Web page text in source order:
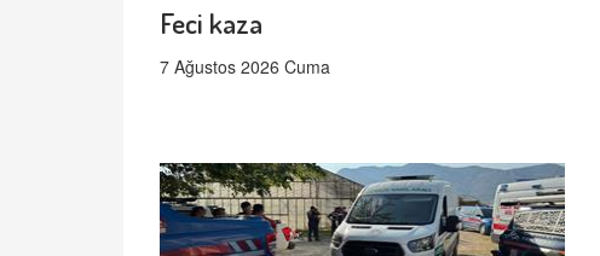
Feci kaza
7 Ağustos 2026 Cuma